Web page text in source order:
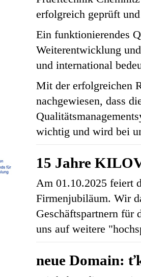
erfolgreich geprüft
Ein funktionierendes
Weiterentwicklung
und international
Mit der erfolgreichen
nachgewiesen, dass
wichtig und wird bei
15 Jahre
Am 01.10.2025 feiert
Firmenjubiläum. Wir
Geschäftspartnern für
uns auf weitere
neue Domain: